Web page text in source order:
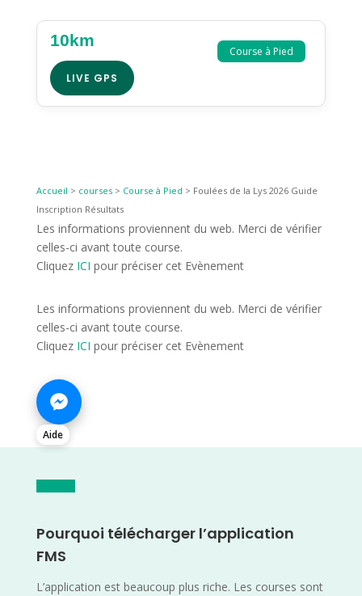
Course à Pied
10km
LIVE GPS
Accueil > courses> Course à Pied > Foulées de la Lys 2026 Guide
Inscription Résultats
Les informations proviennent du web. Merci de vérifier
celles-ci avant toute course.
Cliquez ICI pour préciser cet Evènement
Les informations proviennent du web. Merci de vérifier
celles-ci avant toute course.
Cliquez ICI pour préciser cet Evènement
Aide
Pourquoi télécharger l’application
FMS
L’application est beaucoup plus riche. Les courses sont